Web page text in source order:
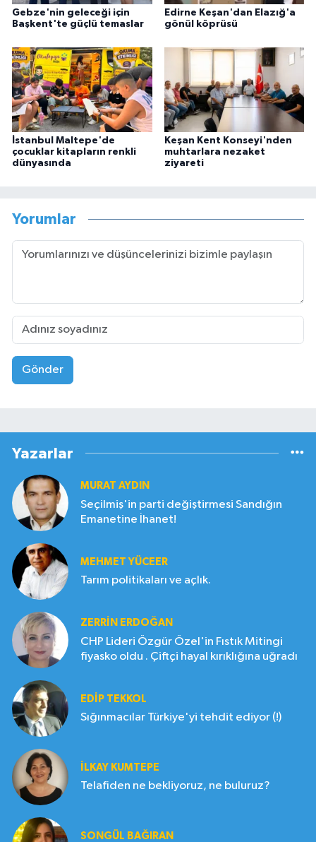
Gebze'nin geleceği için
Başkent'te güçlü temaslar
Edirne Keşan'dan Elazığ'a
gönül köprüsü
İstanbul Maltepe'de
çocuklar kitapların renkli
dünyasında
Keşan Kent Konseyi'nden
muhtarlara nezaket
ziyareti
Yorumlar
Gönder
Yazarlar
MURAT AYDIN
Seçilmiş'in parti değiştirmesi Sandığın
Emanetine İhanet!
MEHMET YÜCEER
Tarım politikaları ve açlık.
ZERRIN ERDOĞAN
CHP Lideri Özgür Özel'in Fıstık Mitingi
fiyasko oldu . Çiftçi hayal kırıklığına uğradı
EDIP TEKKOL
Sığınmacılar Türkiye'yi tehdit ediyor (!)
İLKAY KUMTEPE
Telafiden ne bekliyoruz, ne buluruz?
SONGÜL BAĞIRAN